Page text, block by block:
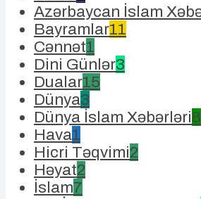
Azərbaycan İslam
Bayramlar11
Cənnət1
Dini Günlər3
Dualar15
Dünya3
Dünya İslam Xəbərləri8
Hava1
Hicri Təqvimi2
Həyat2
İslam7